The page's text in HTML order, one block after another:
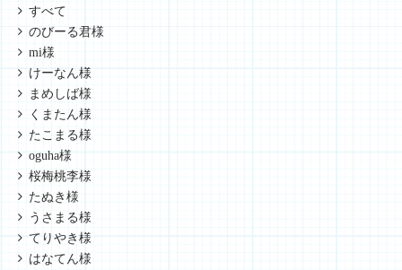
すべて
のびーる君様
mi様
けーなん様
まめしば様
くまたん様
たこまる様
oguha様
桜梅桃李様
たぬき様
うさまる様
てりやき様
はなてん様